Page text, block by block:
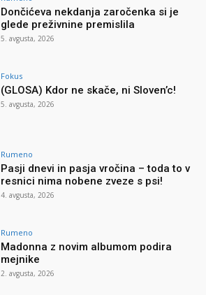
Dončićeva nekdanja zaročenka si je
glede preživnine premislila
5. avgusta, 2026
Fokus
(GLOSA) Kdor ne skače, ni Sloven’c!
5. avgusta, 2026
Rumeno
Pasji dnevi in pasja vročina – toda to v
resnici nima nobene zveze s psi!
4. avgusta, 2026
Rumeno
Madonna z novim albumom podira
mejnike
2. avgusta, 2026